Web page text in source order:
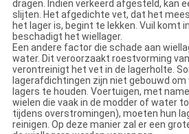
dragen. Indien verkeerd afgesteld, kan
slijten. Het afgedichte vet, dat het
het lager is, begint te lekken. Vuil komt
beschadigt het wiellager.
Een andere factor die schade aan
water. Dit veroorzaakt roestvorming
verontreinigt het vet in de lagerholte.
lagerafdichtingen zijn niet gebouwd
lagers te houden. Voertuigen, met
wielen die vaak in de modder of water
tijdens overstromingen), moeten hun
reinigen. Op deze manier zal er een